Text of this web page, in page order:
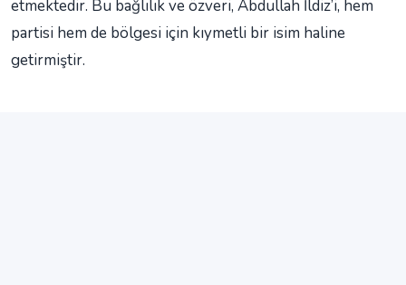
etmektedir. Bu bağlılık ve özveri, Abdullah İldiz’i, hem
partisi hem de bölgesi için kıymetli bir isim haline
getirmiştir.